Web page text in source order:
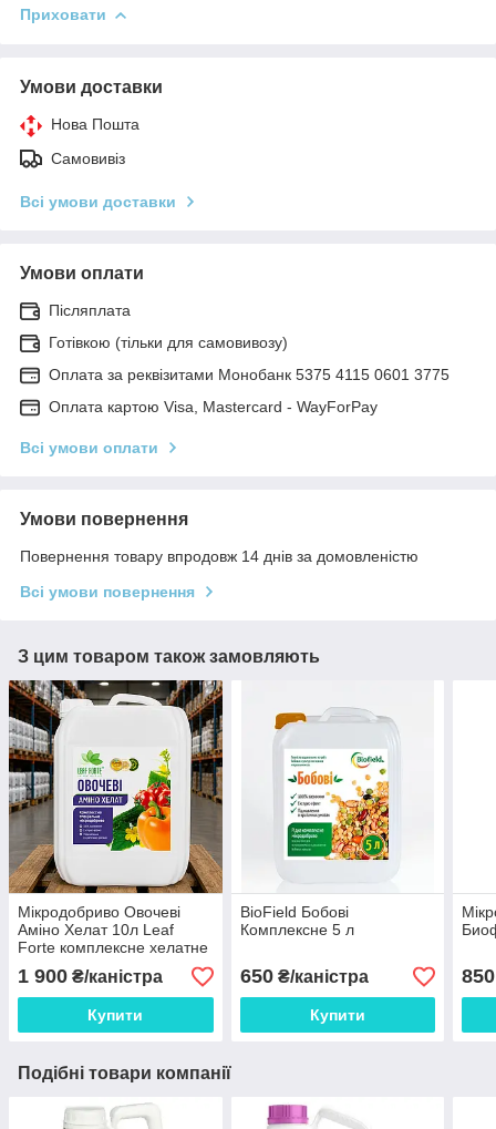
Приховати
Умови доставки
Нова Пошта
Самовивіз
Всі умови доставки
Умови оплати
Післяплата
Готівкою (тільки для самовивозу)
Оплата за реквізитами Монобанк 5375 4115 0601 3775
Оплата картою Visa, Mastercard - WayForPay
Всі умови оплати
Умови повернення
Повернення товару впродовж 14 днів за домовленістю
Всі умови повернення
З цим товаром також замовляють
Мікродобриво Овочеві
Аміно Хелат 10л Leaf
Forte комплексне хелатне
добриво для овочевих
культур, позакореневого,
кореневого та пер
1 900 ₴/каністра
Купити
BioField Бобові
Комплексне 5 л
650₴/каністра
Купити
850
Подібні товари компанії